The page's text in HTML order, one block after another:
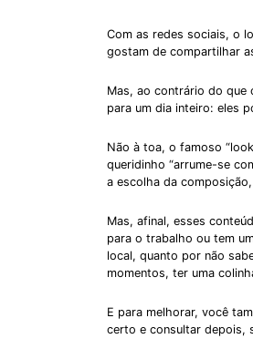
Com as redes sociais, o
gostam de compartilhar
Mas, ao contrário do que
para um dia inteiro: eles
Não à toa, o famoso
queridinho “arrume-se
a escolha da
Mas, afinal, esses
para o trabalho ou tem
local, quanto por não
momentos, ter uma
E para melhorar, você
certo e consultar depois,